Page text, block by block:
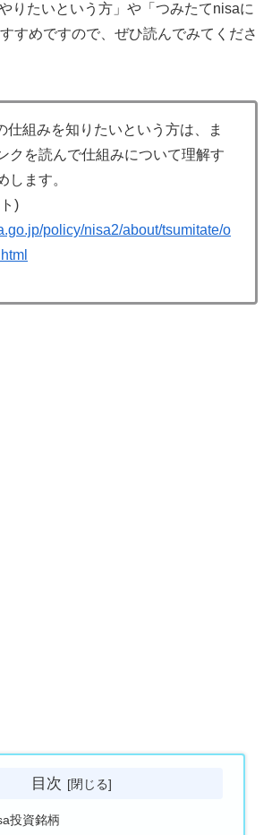
りたいという方」や「つみたてnisaに
すめですので、ぜひ読んでみてくださ
仕組みを知りたいという方は、ま
クを読んで仕組みについて理解す
します。
)
policy/nisa2/about/tsumitate/o
目次
投資銘柄